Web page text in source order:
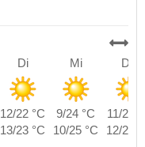
Di Mi Do
12/22 °C 9/24 °C
11/25
13/23 °C 10/25 °C 12/26